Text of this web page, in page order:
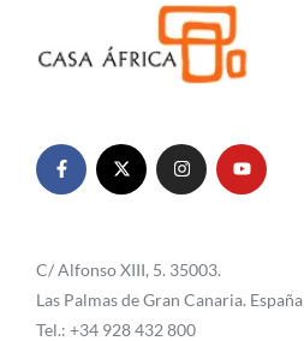
C/ Alfonso XIII, 5. 35003.
Las Palmas de Gran Canaria. España
Tel.: +34 928 432 800